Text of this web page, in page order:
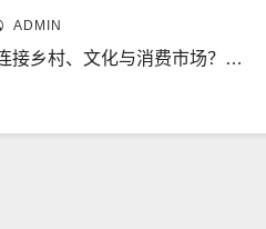
ADMIN
接乡村、文化与消费市场？…